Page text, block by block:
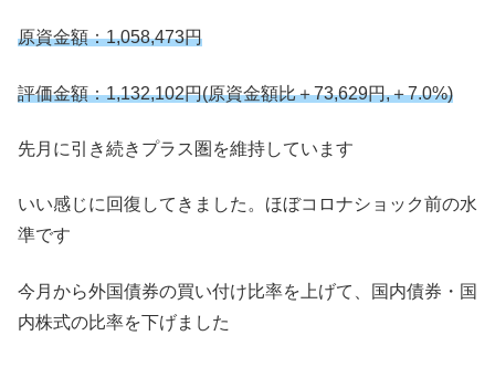
原資金額：1,058,473円
評価金額：1,132,102円(原資金額比＋73,629円,＋7.0%)
先月に引き続きプラス圏を維持しています
いい感じに回復してきました。ほぼコロナショック前の水
準です
今月から外国債券の買い付け比率を上げて、国内債券・国
内株式の比率を下げました